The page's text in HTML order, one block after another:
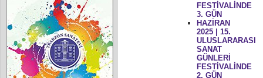
FESTİVALİNDE
3. GÜN
HAZİRAN
2025 | 15.
ULUSLARARASI
SANAT
GÜNLERİ
FESTİVALİNDE
2. GÜN